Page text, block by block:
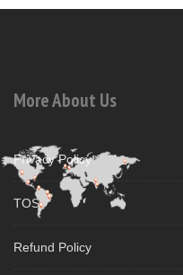
More About Us
Privacy Policy
TOS
Refund Policy